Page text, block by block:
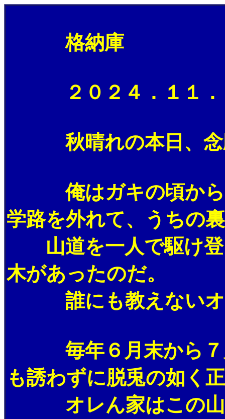
格納庫
２０２４．１１．０
秋晴れの本日、念願
俺はガキの頃からヤ
学路を外れて、うちの
山道を一人で駆け登
木があったのだ。
誰にも教えないオレ
毎年６月末から７月
も誘わずに脱兎の如く
オレん家はこの山の